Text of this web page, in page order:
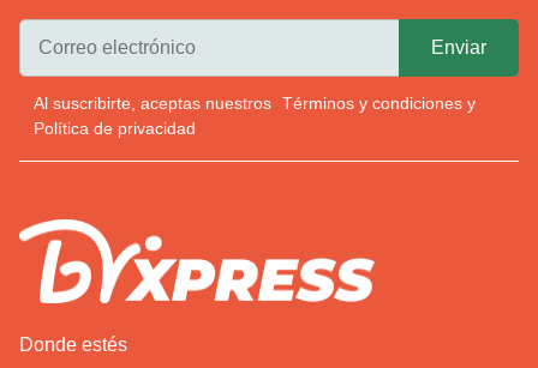
Al suscribirte, aceptas nuestros Términos y condiciones y
Política de privacidad
Donde estés